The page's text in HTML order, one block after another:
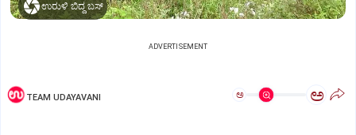
ಉರುಳಿ ಬಿದ್ದ ಬಸ್
ADVERTISEMENT
TEAM UDAYAVANI ಅ ಅ